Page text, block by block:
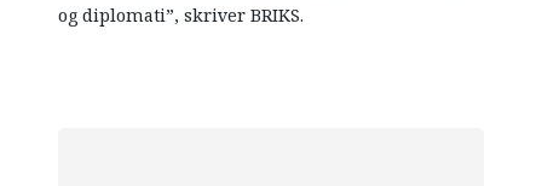
og diplomati”, skriver BRIKS.